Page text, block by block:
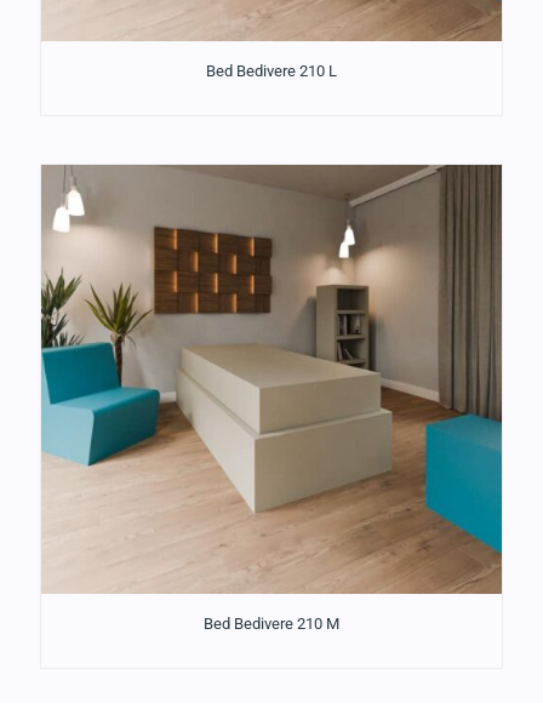
Bed Bedivere 210 L
Bed Bedivere 210 M